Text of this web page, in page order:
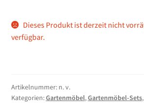
Dieses Produkt ist derzeit nicht
verfügbar.
Artikelnummer: n. v.
Kategorien:Gartenmöbel,Gartenmöbel-Sets,